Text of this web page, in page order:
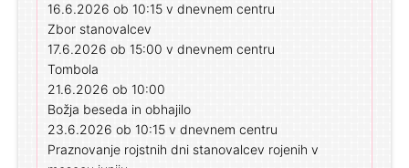
16.6.2026 ob 10:15 v dnevnem centru
Zbor stanovalcev
17.6.2026 ob 15:00 v dnevnem centru
Tombola
21.6.2026 ob 10:00
Božja beseda in obhajilo
23.6.2026 ob 10:15 v dnevnem centru
Praznovanje rojstnih dni stanovalcev rojenih v